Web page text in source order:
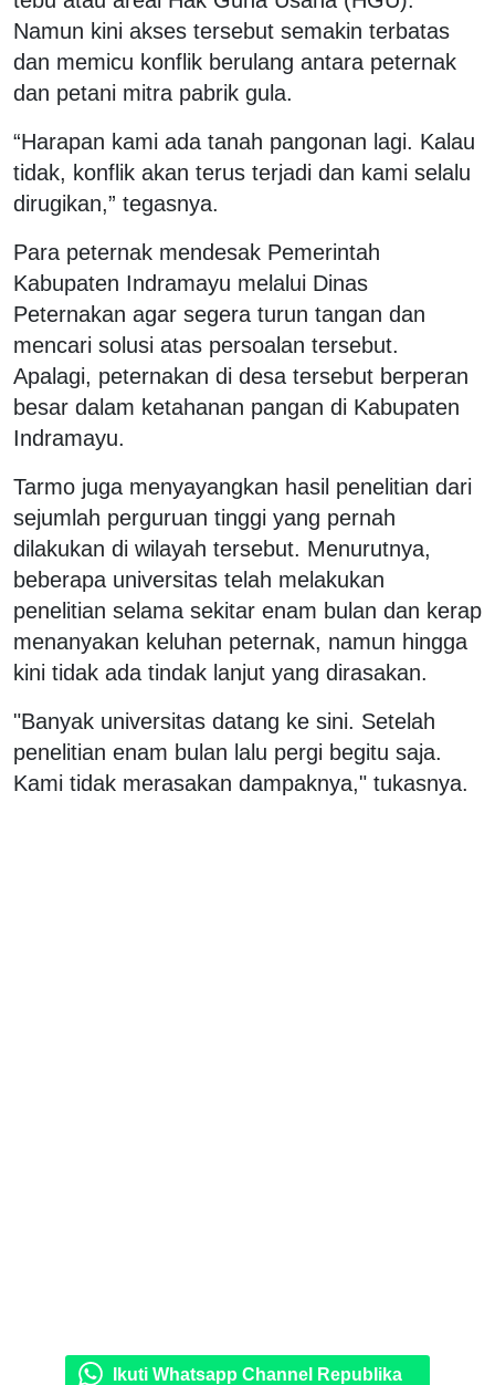
Namun kini akses tersebut semakin terbatas
dan memicu konflik berulang antara peternak
dan petani mitra pabrik gula.
“Harapan kami ada tanah pangonan lagi. Kalau
tidak, konflik akan terus terjadi dan kami selalu
dirugikan,” tegasnya.
Para peternak mendesak Pemerintah
Kabupaten Indramayu melalui Dinas
Peternakan agar segera turun tangan dan
mencari solusi atas persoalan tersebut.
Apalagi, peternakan di desa tersebut berperan
besar dalam ketahanan pangan di Kabupaten
Indramayu.
Tarmo juga menyayangkan hasil penelitian dari
sejumlah perguruan tinggi yang pernah
dilakukan di wilayah tersebut. Menurutnya,
beberapa universitas telah melakukan
penelitian selama sekitar enam bulan dan kerap
menanyakan keluhan peternak, namun hingga
kini tidak ada tindak lanjut yang dirasakan.
"Banyak universitas datang ke sini. Setelah
penelitian enam bulan lalu pergi begitu saja.
Kami tidak merasakan dampaknya," tukasnya.
Ikuti Whatsapp Channel Republika